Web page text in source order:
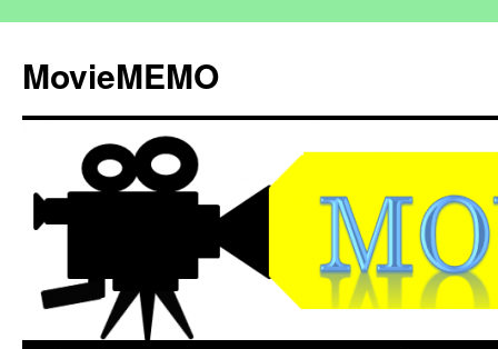
テ
ン
ッ
MovieMEMO